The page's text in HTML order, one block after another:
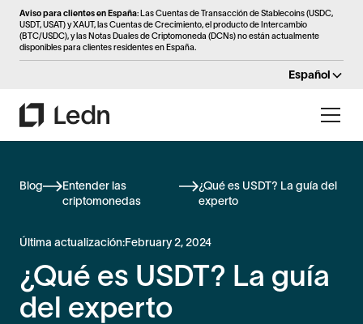
Aviso para clientes en España: Las Cuentas de Transacción de Stablecoins (USDC,
USDT, USAT) y XAUT, las Cuentas de Crecimiento, el producto de Intercambio
(BTC/USDC), y las Notas Duales de Criptomoneda (DCNs) no están actualmente
disponibles para clientes residentes en España.
Español
Blog
Entender las
criptomonedas
¿Qué es USDT? La guía del
experto
Última actualización:February 2, 2024
¿Qué es USDT? La guía
del experto